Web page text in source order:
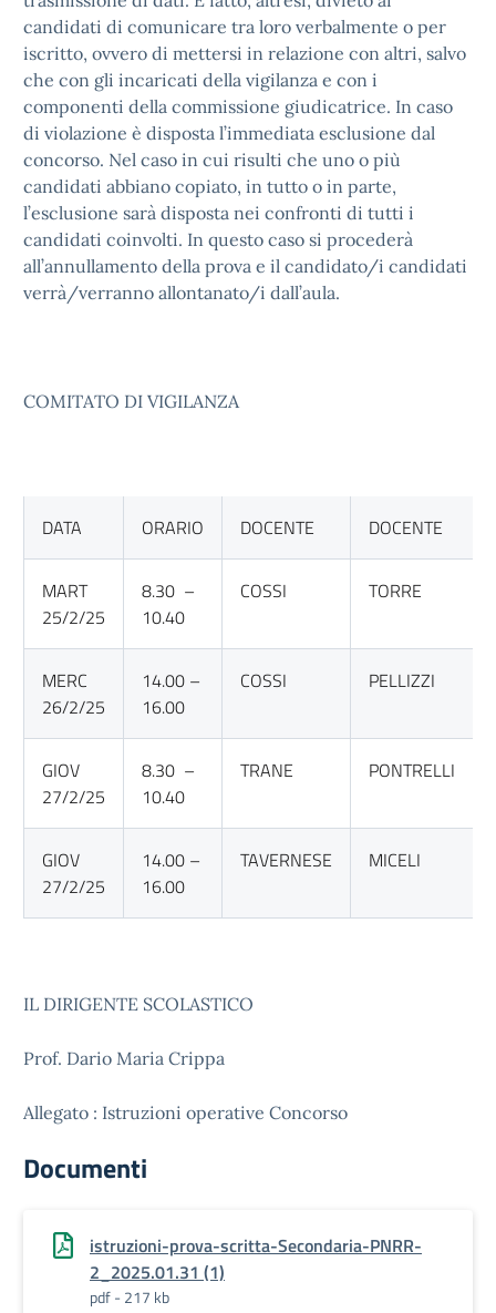
candidati di comunicare tra loro verbalmente o per
iscritto, ovvero di mettersi in relazione con altri, salvo
che con gli incaricati della vigilanza e con i
componenti della commissione giudicatrice. In caso
di violazione è disposta l’immediata esclusione dal
concorso. Nel caso in cui risulti che uno o più
candidati abbiano copiato, in tutto o in parte,
l’esclusione sarà disposta nei confronti di tutti i
candidati coinvolti. In questo caso si procederà
all’annullamento della prova e il candidato/i candidati
verrà/verranno allontanato/i dall’aula.
COMITATO DI VIGILANZA
DATA ORARIO DOCENTE DOCENTE
MART
25/2/25
8.30 –
10.40
COSSI TORRE
MERC
26/2/25
14.00 –
16.00
COSSI PELLIZZI
GIOV
27/2/25
8.30 –
10.40
TRANE PONTRELLI
GIOV
27/2/25
14.00 –
16.00
TAVERNESE MICELI
IL DIRIGENTE SCOLASTICO
Prof. Dario Maria Crippa
Allegato : Istruzioni operative Concorso
Documenti
istruzioni-prova-scritta-Secondaria-PNRR-
2_2025.01.31 (1)
pdf - 217 kb